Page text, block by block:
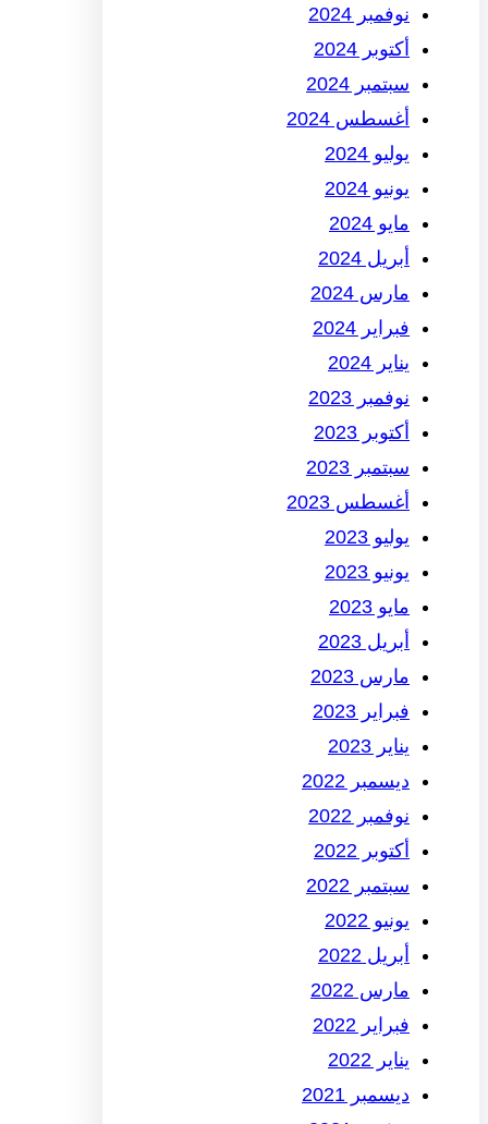
نوفمبر 2024
أكتوبر 2024
سبتمبر 2024
أغسطس 2024
يوليو 2024
يونيو 2024
مايو 2024
أبريل 2024
مارس 2024
فبراير 2024
يناير 2024
نوفمبر 2023
أكتوبر 2023
سبتمبر 2023
أغسطس 2023
يوليو 2023
يونيو 2023
مايو 2023
أبريل 2023
مارس 2023
فبراير 2023
يناير 2023
ديسمبر 2022
نوفمبر 2022
أكتوبر 2022
سبتمبر 2022
يونيو 2022
أبريل 2022
مارس 2022
فبراير 2022
يناير 2022
ديسمبر 2021